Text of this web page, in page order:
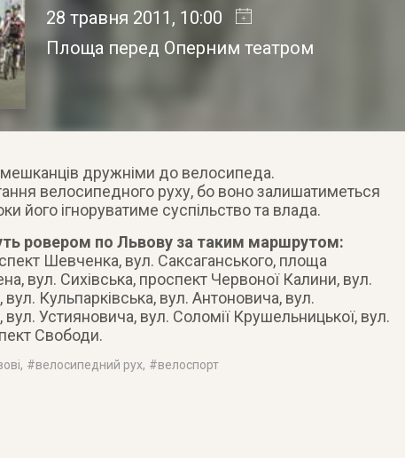
28 травня 2011 , 10:00
Площа перед Оперним театром
мешканців дружніми до велосипеда.
велосипедного руху, бо воно залишатиметься
його ігноруватиме суспільство та влада.
ровером по Львову за таким маршрутом:
Шевченка, вул. Саксаганського, площа
вул. Сихівська, проспект Червоної Калини, вул.
вул. Кульпарківська, вул. Антоновича, вул.
Устияновича, вул. Соломії Крушельницької, вул.
Свободи.
, #велосипедний рух, #велоспорт